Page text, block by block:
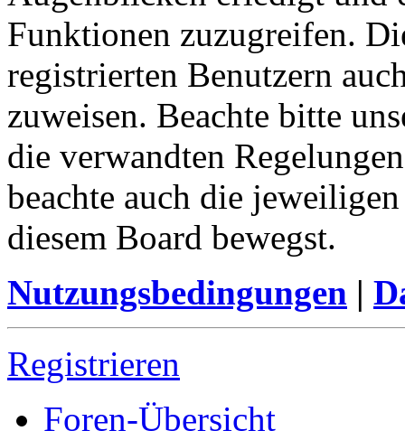
Funktionen zuzugreifen.
registrierten Benutzern
zuweisen. Beachte bitte
die verwandten
beachte auch die
diesem Board bewegst.
Nutzungsbedingungen |
Registrieren
Foren-Übersicht